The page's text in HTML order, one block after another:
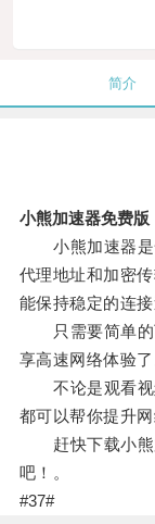
简介
小熊加速器免费版
小熊加速器是
代理地址和加密
能保持稳定的连接
只需要简单的
享高速网络体验了
不论是观看视
都可以帮你提升
赶快下载小熊
吧！。
#37#